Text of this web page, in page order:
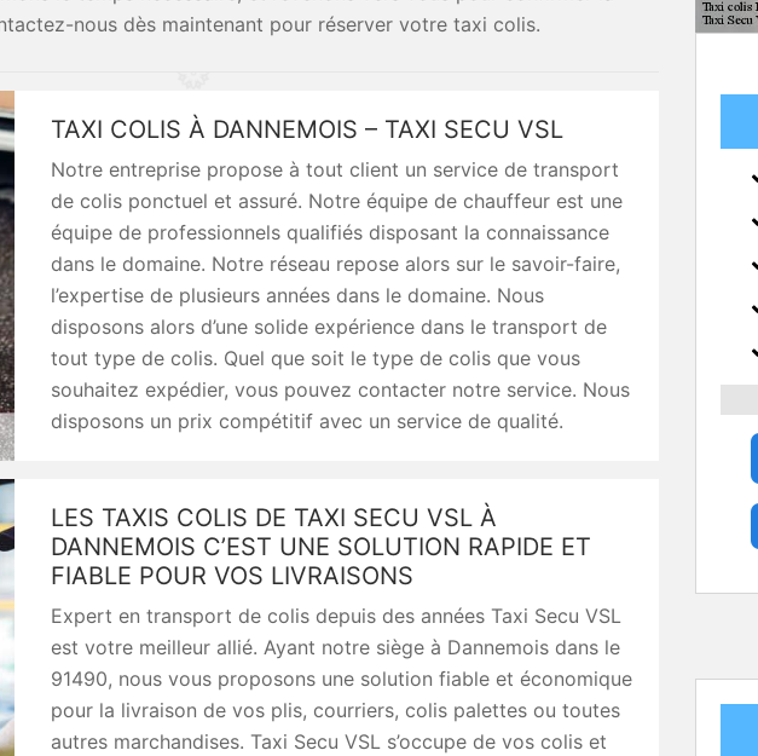
nous dès maintenant pour réserver votre taxi colis.
TAXI COLIS À DANNEMOIS – TAXI SECU VSL
Notre entreprise propose à tout client un service de transport
de colis ponctuel et assuré. Notre équipe de chauffeur est une
équipe de professionnels qualifiés disposant la connaissance
dans le domaine. Notre réseau repose alors sur le savoir-faire,
l’expertise de plusieurs années dans le domaine. Nous
disposons alors d’une solide expérience dans le transport de
tout type de colis. Quel que soit le type de colis que vous
souhaitez expédier, vous pouvez contacter notre service. Nous
disposons un prix compétitif avec un service de qualité.
LES TAXIS COLIS DE TAXI SECU VSL À
DANNEMOIS C’EST UNE SOLUTION RAPIDE ET
FIABLE POUR VOS LIVRAISONS
Expert en transport de colis depuis des années Taxi Secu VSL
est votre meilleur allié. Ayant notre siège à Dannemois dans le
91490, nous vous proposons une solution fiable et économique
pour la livraison de vos plis, courriers, colis palettes ou toutes
autres marchandises. Taxi Secu VSL s’occupe de vos colis et